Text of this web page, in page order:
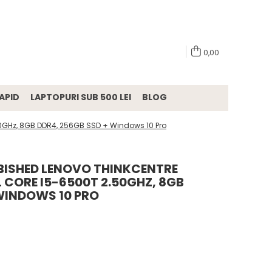
0,00
LAPTOPURI SUB 500 LEI BLOG
8GB DDR4, 256GB SSD + Windows 10 Pro
LENOVO THINKCENTRE
CORE I5-6500T 2.50GHZ, 8GB
10 PRO